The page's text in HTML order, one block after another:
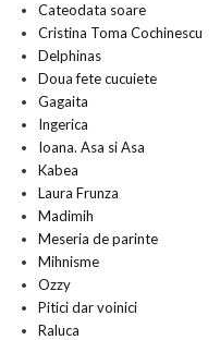
Cateodata soare
Cristina Toma Cochinescu
Delphinas
Doua fete cucuiete
Gagaita
Ingerica
Ioana. Asa si Asa
Kabea
Laura Frunza
Madimih
Meseria de parinte
Mihnisme
Ozzy
Pitici dar voinici
Raluca